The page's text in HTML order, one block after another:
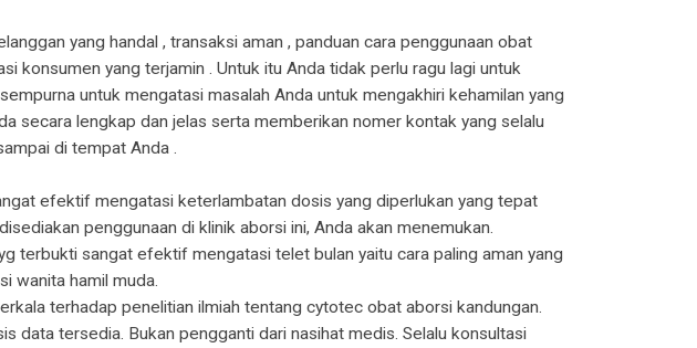
yang handal , transaksi aman , panduan cara penggunaan obat
konsumen yang terjamin . Untuk itu Anda tidak perlu ragu lagi untuk
untuk mengatasi masalah Anda untuk mengakhiri kehamilan yang
secara lengkap dan jelas serta memberikan nomer kontak yang selalu
di tempat Anda .
efektif mengatasi keterlambatan dosis yang diperlukan yang tepat
penggunaan di klinik aborsi ini, Anda akan menemukan.
terbukti sangat efektif mengatasi telet bulan yaitu cara paling aman yang
wanita hamil muda.
terhadap penelitian ilmiah tentang cytotec obat aborsi kandungan.
data tersedia. Bukan pengganti dari nasihat medis. Selalu konsultasi